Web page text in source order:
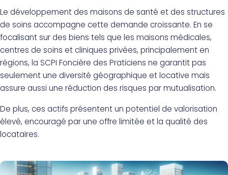
Le développement des maisons de santé et des structures
de soins accompagne cette demande croissante. En se
focalisant sur des biens tels que les maisons médicales,
centres de soins et cliniques privées, principalement en
régions, la SCPI Foncière des Praticiens ne garantit pas
seulement une diversité géographique et locative mais
assure aussi une réduction des risques par mutualisation.
De plus, ces actifs présentent un potentiel de valorisation
élevé, encouragé par une offre limitée et la qualité des
locataires.